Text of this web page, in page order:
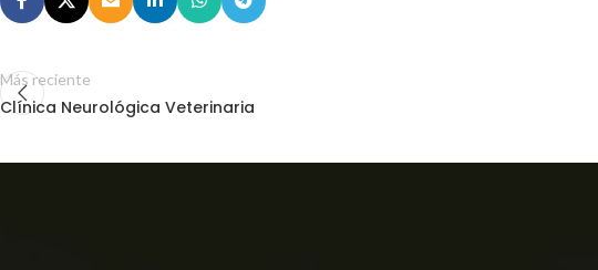
Más reciente
Clínica Neurológica Veterinaria